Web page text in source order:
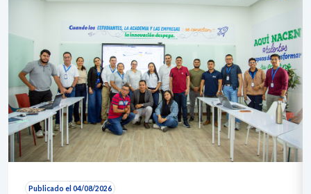
Publicado el 04/08/2026